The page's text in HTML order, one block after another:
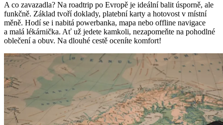
A co zavazadla? Na roadtrip po Evropě je ideální balit úsporně, ale
funkčně. Základ tvoří doklady, platební karty a hotovost v místní
měně. Hodí se i nabitá powerbanka, mapa nebo offline navigace
a malá lékárnička. Ať už jedete kamkoli, nezapomeňte na pohodlné
oblečení a obuv. Na dlouhé cestě oceníte komfort!